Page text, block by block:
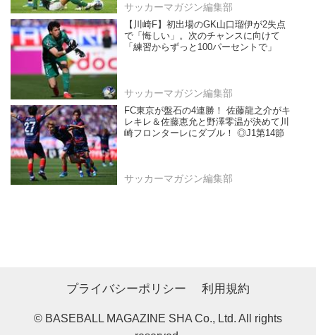
サッカーマガジン編集部
【川崎F】初出場のGK山口瑠伊が2失点
で「悔しい」。次のチャンスに向けて
「練習からずっと100パーセントで」
サッカーマガジン編集部
FC東京が盤石の4連勝！ 佐藤龍之介がキ
レキレ＆佐藤恵允と野澤零温が決めて川
崎フロンターレにダブル！ ◎J1第14節
サッカーマガジン編集部
プライバシーポリシー 利用規約
© BASEBALL MAGAZINE SHA Co., Ltd. All rights